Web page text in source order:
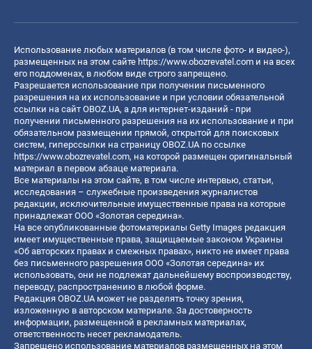
Использование любых материалов (в том числе фото- и видео-),
размещенных на этом сайте https://www.obozrevatel.com и на всех
его поддоменах, в любом виде строго запрещено.
Разрешается использование при получении письменного
разрешения на их использование и при условии обязательной
ссылки на сайт OBOZ.UA, а для интернет-изданий - при
получении письменного разрешения на их использование и при
обязательном размещении прямой, открытой для поисковых
систем, гиперссылки на страницу OBOZ.UA по ссылке
https://www.obozrevatel.com, на которой размещен оригинальный
материал в первом абзаце материала.
Все материалы на этом сайте, в том числе интервью, статьи,
исследования – служебные произведения журналистов
редакции, исключительные имущественные права на которые
принадлежат ООО «Золотая середина».
На все опубликованные фотоматериалы Getty Images редакция
имеет имущественные права, защищаемые законом Украины
«Об авторских правах и смежных правах», никто не имеет права
без письменного разрешения ООО «Золотая середина» их
использовать, они не подлежат дальнейшему воспроизводству,
переводу, распространению в любой форме.
Редакция OBOZ.UA может не разделять точку зрения,
изложенную в авторском материале. За достоверность
информации, размещенной в рекламных материалах,
ответственность несет рекламодатель.
Запрещено использование материалов размещенных на этом